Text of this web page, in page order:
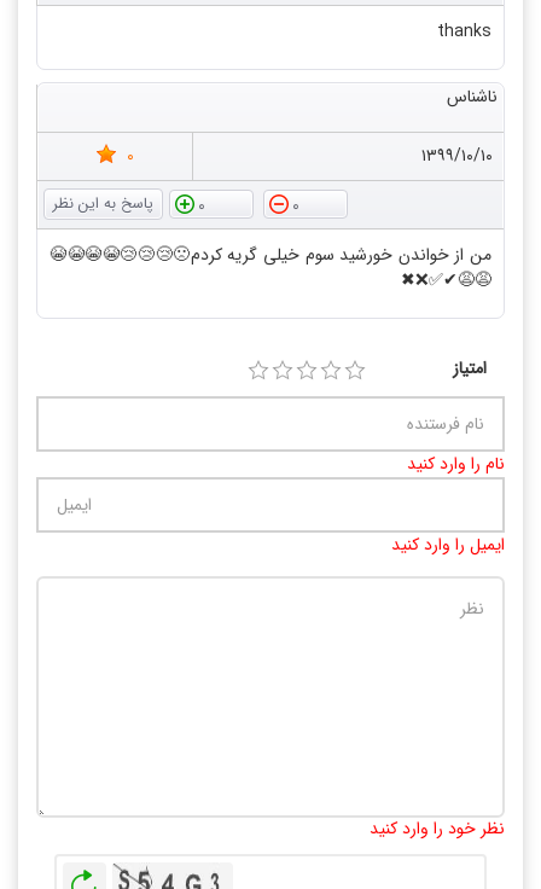
thanks
ناشناس
۱۳۹۹/۱۰/۱۰
0
0
0
من از خواندن خورشید سوم خیلی گریه کردم🙁😢😢😢😭😭😭😭
😩😩✔✅❌✖
امتیاز
نام را وارد کنید
ایمیل را وارد کنید
نظر خود را وارد کنید